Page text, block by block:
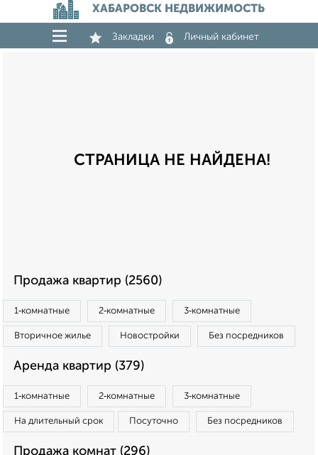
ХАБАРОВСК НЕДВИЖИМОСТЬ
Закладки Личный кабинет
СТРАНИЦА НЕ НАЙДЕНА!
Продажа квартир (2560)
1‑комнатные 2‑комнатные 3‑комнатные
Вторичное жилье Новостройки Без посредников
Аренда квартир (379)
1‑комнатные 2‑комнатные 3‑комнатные
На длительный срок Посуточно Без посредников
Продажа комнат (296)